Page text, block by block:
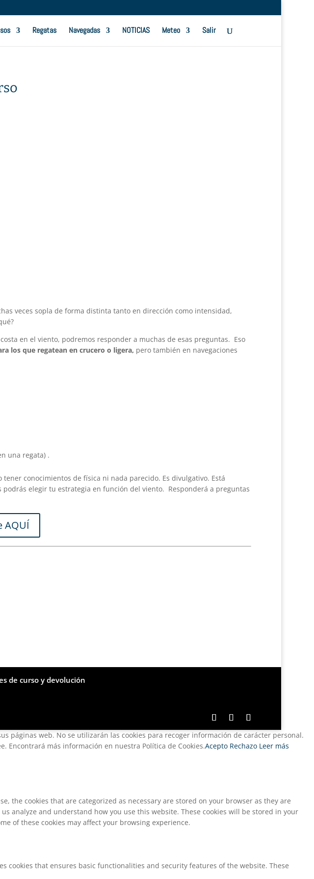
Regatas Navegadas NOTICIAS Meteo Salir
veces sopla de forma distinta tanto en dirección como intensidad,
en el viento, podremos responder a muchas de esas preguntas. Eso
los que regatean en crucero o ligera, pero también en navegaciones
una regata) .
conocimientos de física ni nada parecido. Es divulgativo. Está
elegir tu estrategia en función del viento. Responderá a preguntas
AQUÍ
de curso y devolución
páginas web. No se utilizarán las cookies para recoger información de carácter personal.
Encontrará más información en nuestra Política de Cookies.Acepto Rechazo Leer más
the cookies that are categorized as necessary are stored on your browser as they are
analyze and understand how you use this website. These cookies will be stored in your
of these cookies may affect your browsing experience.
cookies that ensures basic functionalities and security features of the website. These